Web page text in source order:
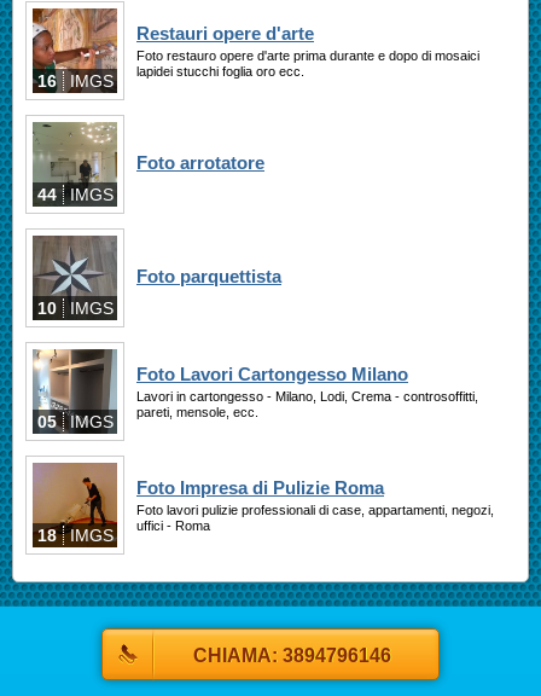
16 IMGS
Restauri opere d'arte
Foto restauro opere d'arte prima durante e dopo di mosaici
lapidei stucchi foglia oro ecc.
44 IMGS
Foto arrotatore
10 IMGS
Foto parquettista
05 IMGS
Foto Lavori Cartongesso Milano
Lavori in cartongesso - Milano, Lodi, Crema - controsoffitti,
pareti, mensole, ecc.
18 IMGS
Foto Impresa di Pulizie Roma
Foto lavori pulizie professionali di case, appartamenti, negozi,
uffici - Roma
CHIAMA: 3894796146